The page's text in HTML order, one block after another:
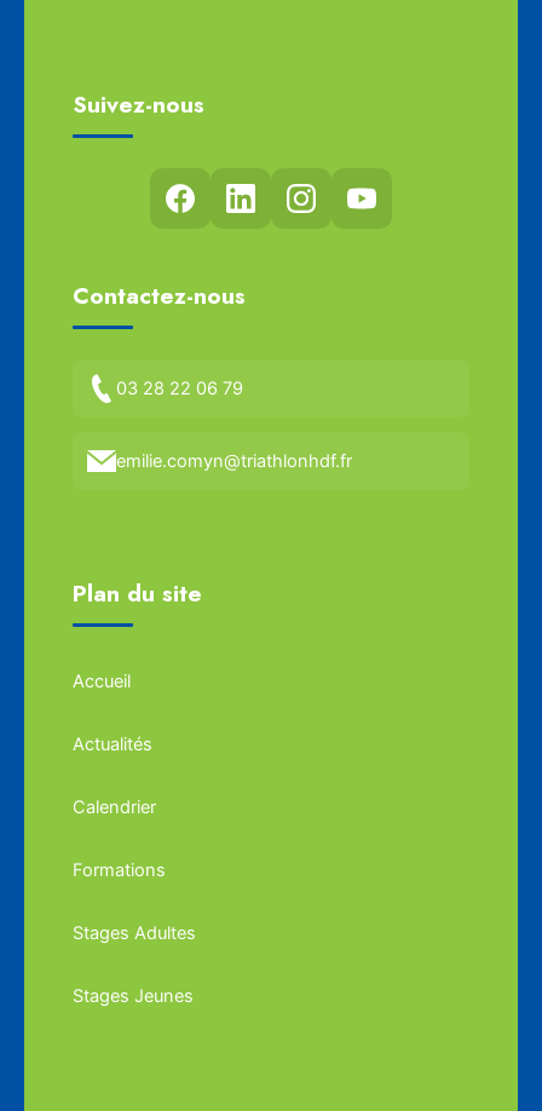
Suivez-nous
Contactez-nous
03 28 22 06 79
emilie.comyn@triathlonhdf.fr
Plan du site
Accueil
Actualités
Calendrier
Formations
Stages Adultes
Stages Jeunes